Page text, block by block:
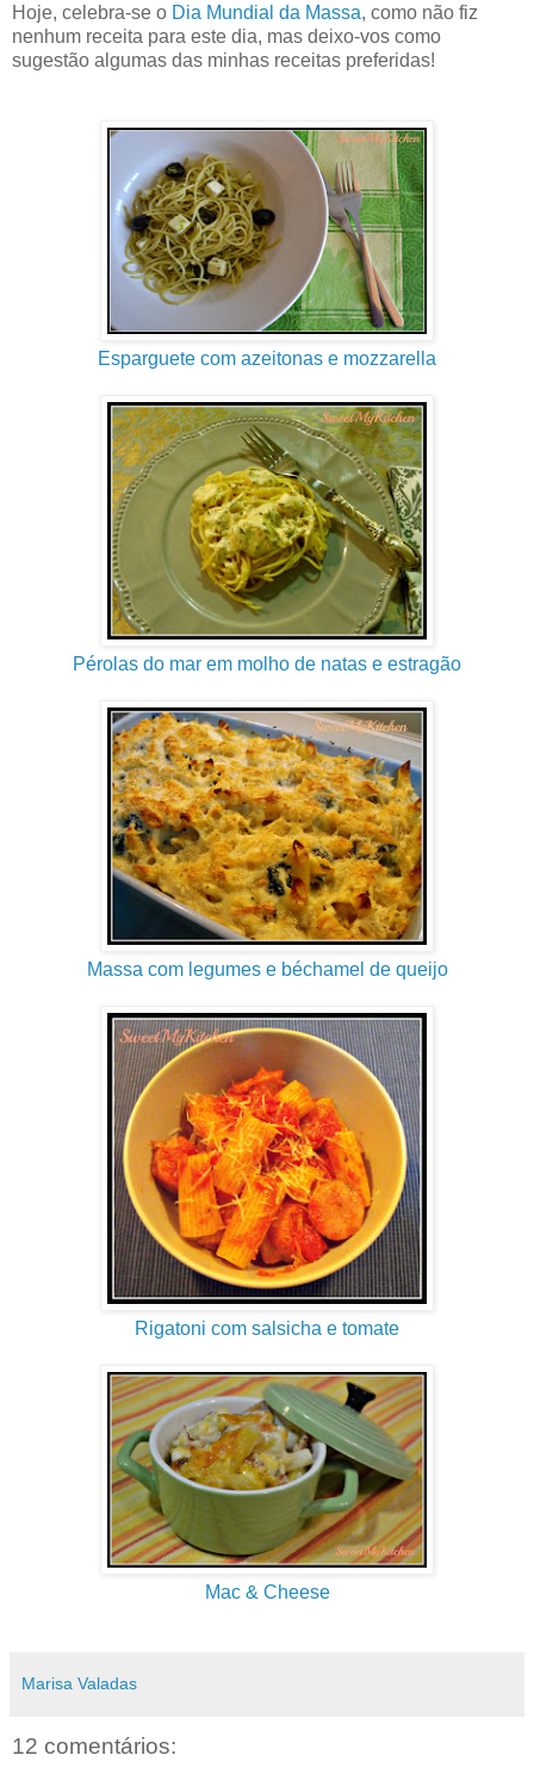
Hoje, celebra-se o Dia Mundial da Massa, como não fiz
nenhum receita para este dia, mas deixo-vos como
sugestão algumas das minhas receitas preferidas!
Esparguete com azeitonas e mozzarella
Pérolas do mar em molho de natas e estragão
Massa com legumes e béchamel de queijo
Rigatoni com salsicha e tomate
Mac & Cheese
Marisa Valadas
12 comentários: